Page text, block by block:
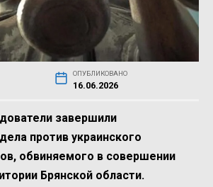
ОПУБЛИКОВАНО
16.06.2026
завершили
против украинского
обвиняемого в совершении
Брянской области.